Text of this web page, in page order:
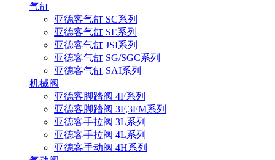
气缸
亚德客气缸 SC系列
亚德客气缸 SE系列
亚德客气缸 JSI系列
亚德客气缸 SG/SGC系列
亚德客气缸 SAI系列
机械阀
亚德客脚踏阀 4F系列
亚德客脚踏阀 3F,3FM系列
亚德客手拉阀 3L系列
亚德客手拉阀 4L系列
亚德客手动阀 4H系列